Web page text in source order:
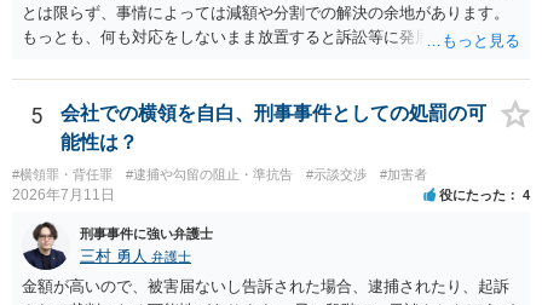
とは限らず、事情によっては減額や分割での解決の余地があります。
もっとも、何も対応をしないまま放置すると訴訟等に発展してしまう
めします。
5
会社での横領を自白、刑事事件としての処罰の可
能性は？
#横領罪・背任罪 #逮捕や勾留の阻止・準抗告 #示談交渉 #加害者
2026年7月11日 役にたった 4
刑事事件に強い弁護士
三村 勇人 弁護士
金額が高いので、被害届ないし告訴された場合、逮捕されたり、起訴